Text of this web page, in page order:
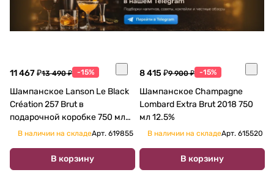
11 467 ₽13 490 ₽ -15%
Шампанское Lanson Le Black
Création 257 Brut в
подарочной коробке 750 мл
12,5%
В наличии на складеАрт. 619855
В корзину
8 415 ₽9 900 ₽ -15%
Шампанское Champagne
Lombard Extra Brut 2018 750
мл 12.5%
В наличии на складеАрт. 615520
В корзину